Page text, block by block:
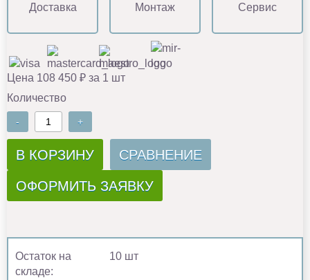
Доставка Монтаж Сервис
Цена 108 450 ₽ за 1 шт
Количество
- +
В КОРЗИНУ СРАВНЕНИЕ
ОФОРМИТЬ ЗАЯВКУ
Остаток на
складе:
10 шт